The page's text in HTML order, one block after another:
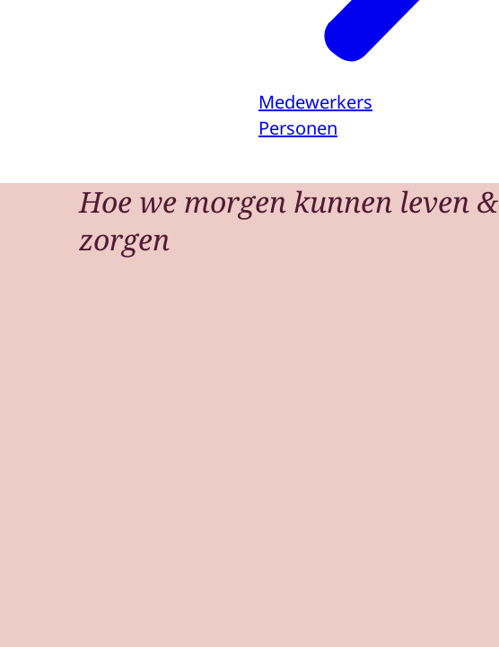
Medewerkers
Personen
Hoe we morgen kunnen leven &
zorgen